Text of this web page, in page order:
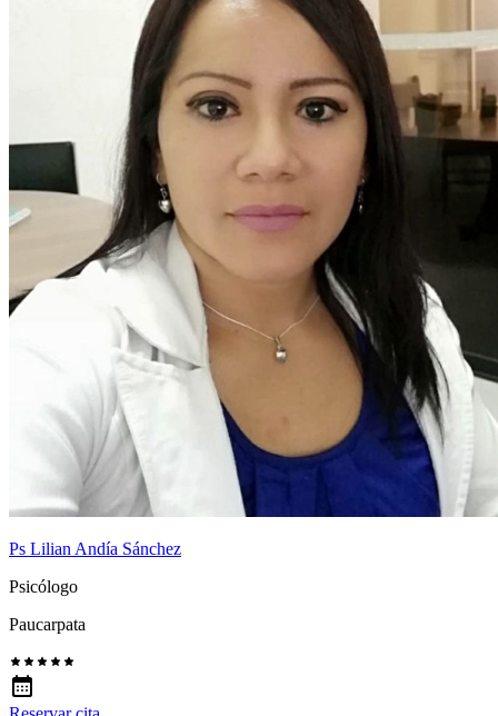
Ps Lilian Andía Sánchez
Psicólogo
Paucarpata